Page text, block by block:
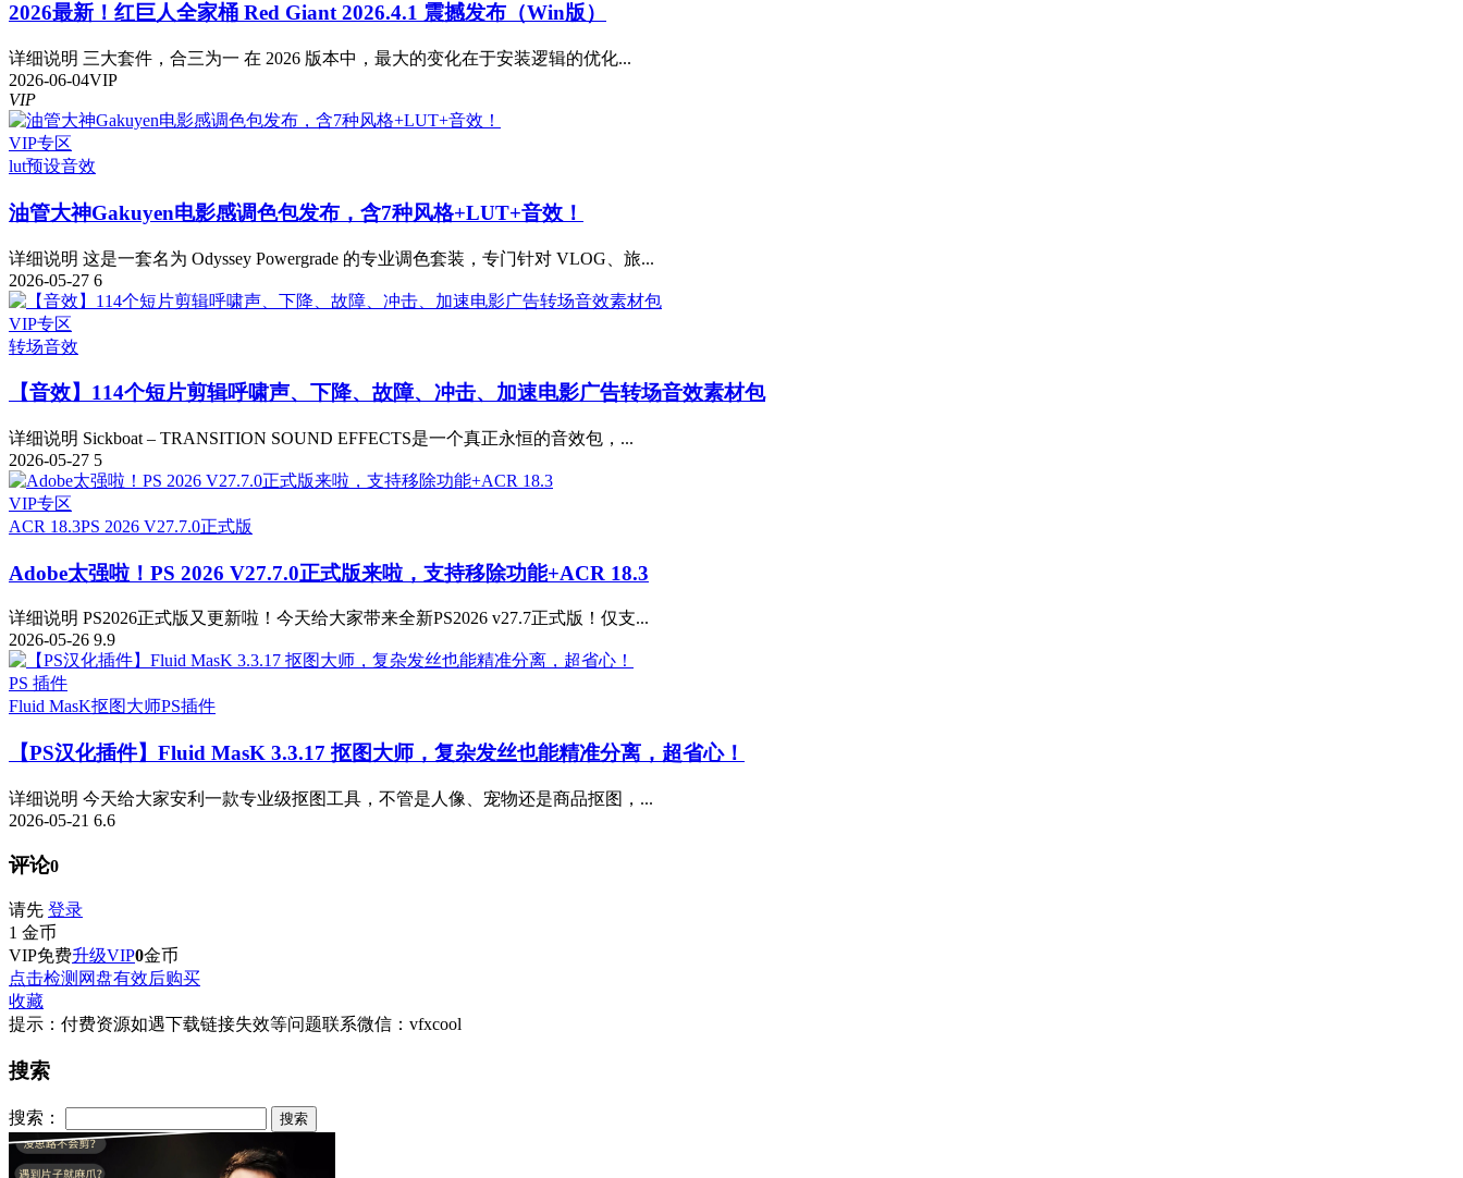
2026最新！红巨人全家桶 Red Giant 2026.4.1 震撼发布（Win版）
详细说明 三大套件，合三为一 在 2026 版本中，最大的变化在于安装逻辑的优化...
2026-06-04VIP
VIP
VIP专区
lut预设音效
油管大神Gakuyen电影感调色包发布，含7种风格+LUT+音效！
详细说明 这是一套名为 Odyssey Powergrade 的专业调色套装，专门针对 VLOG、旅...
2026-05-27 6
VIP专区
转场音效
【音效】114个短片剪辑呼啸声、下降、故障、冲击、加速电影广告转场音效素材包
详细说明 Sickboat – TRANSITION SOUND EFFECTS是一个真正永恒的音效包，...
2026-05-27 5
VIP专区
ACR 18.3PS 2026 V27.7.0正式版
Adobe太强啦！PS 2026 V27.7.0正式版来啦，支持移除功能+ACR 18.3
详细说明 PS2026正式版又更新啦！今天给大家带来全新PS2026 v27.7正式版！仅支...
2026-05-26 9.9
PS 插件
Fluid MasK抠图大师PS插件
【PS汉化插件】Fluid MasK 3.3.17 抠图大师，复杂发丝也能精准分离，超省心！
详细说明 今天给大家安利一款专业级抠图工具，不管是人像、宠物还是商品抠图，...
2026-05-21 6.6
评论0
请先 登录
1 金币
VIP免费升级VIP0金币
点击检测网盘有效后购买
收藏
提示：付费资源如遇下载链接失效等问题联系微信：vfxcool
搜索
搜索：